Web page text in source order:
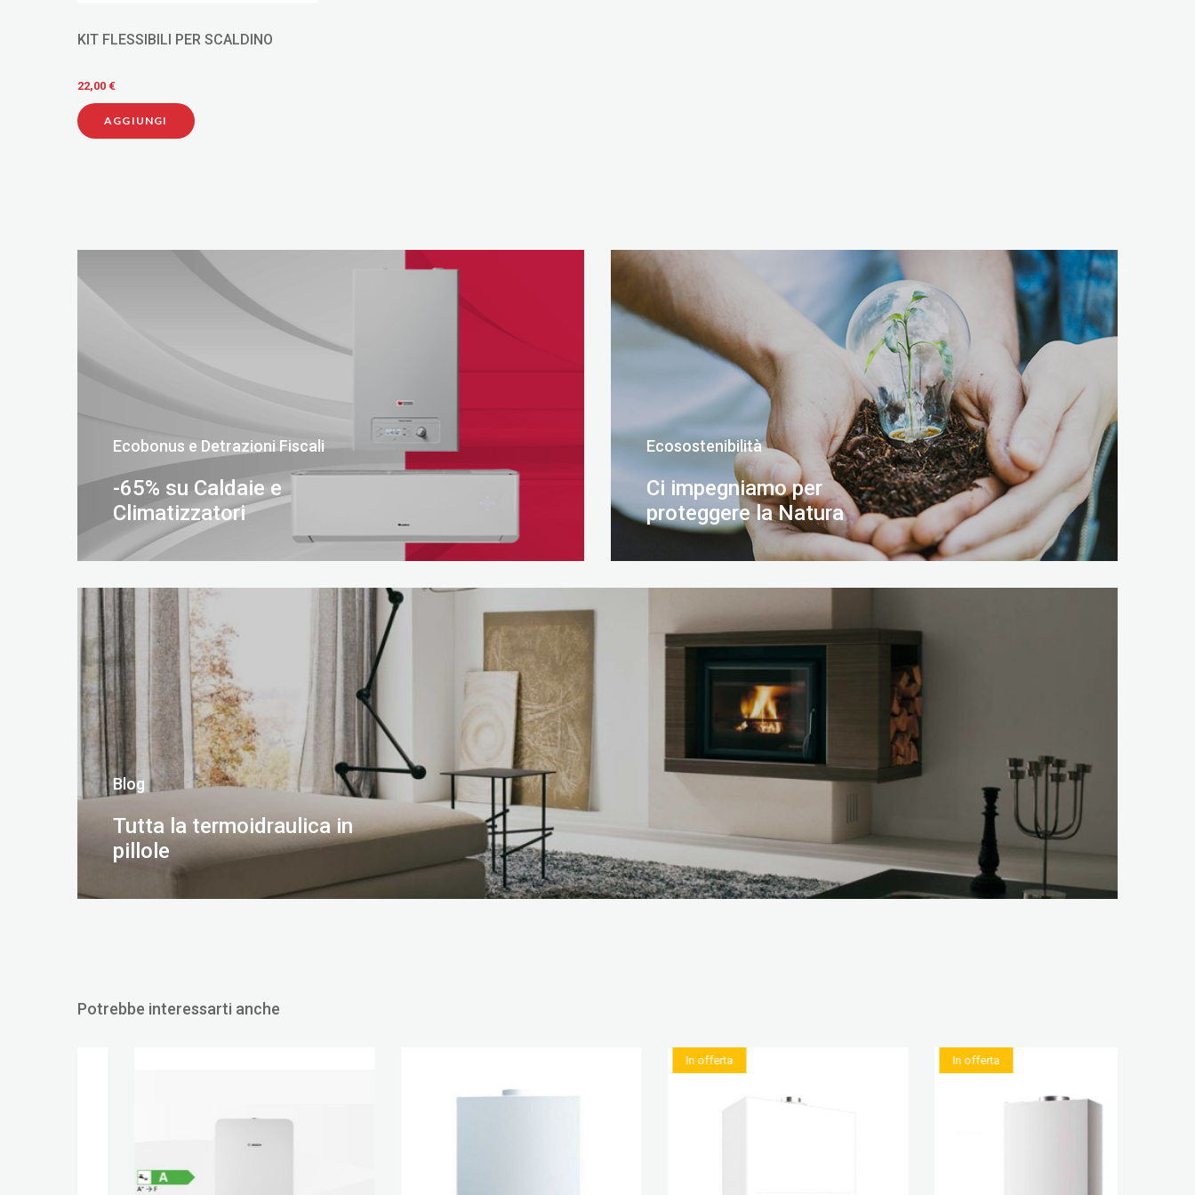
KIT FLESSIBILI PER SCALDINO
22,00 €
AGGIUNGI
Ecobonus e Detrazioni Fiscali
-65% su Caldaie e
Climatizzatori
Ecosostenibilità
Ci impegniamo per
proteggere la Natura
Blog
Tutta la termoidraulica in
pillole
Potrebbe interessarti anche